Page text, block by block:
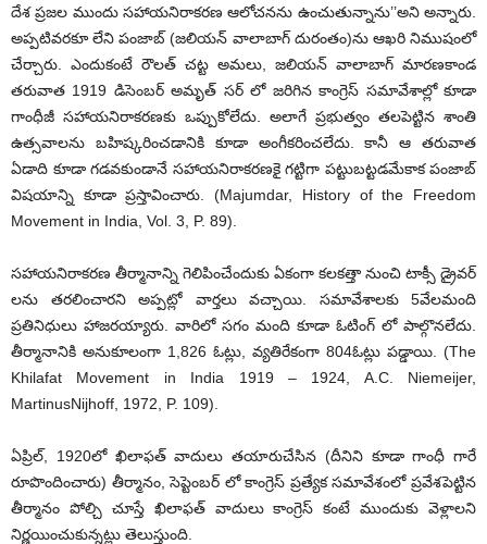
దేశ ప్రజల ముందు సహాయనిరాకరణ ఆలోచనను ఉంచుతున్నాను’’అని అన్నారు.
అప్పటివరకూ లేని పంజాబ్ (జలియన్ వాలాబాగ్ దురంతం)ను ఆఖరి నిముషంలో
చేర్చారు. ఎందుకంటే రౌలత్ చట్ట అమలు, జలియన్ వాలాబాగ్ మారణకాండ
తరువాత 1919 డిసెంబర్ అమృత్ సర్ లో జరిగిన కాంగ్రెస్ సమావేశాల్లో కూడా
గాంధీజీ సహాయనిరాకరణకు ఒప్పుకోలేదు. అలాగే ప్రభుత్వం తలపెట్టిన శాంతి
ఉత్సవాలను బహిష్కరించడానికి కూడా అంగీకరించలేదు. కానీ ఆ తరువాత
ఏడాది కూడా గడవకుండానే సహాయనిరాకరణకై గట్టిగా పట్టుబట్టడమేకాక పంజాబ్
విషయాన్ని కూడా ప్రస్తావించారు. (Majumdar, History of the Freedom
Movement in India, Vol. 3, P. 89).
సహాయనిరాకరణ తీర్మానాన్ని గెలిపించేందుకు ఏకంగా కలకత్తా నుంచి టాక్సీ డ్రైవర్
లను తరలించారని అప్పట్లో వార్తలు వచ్చాయి. సమావేశాలకు 5వేలమంది
ప్రతినిధులు హాజరయ్యారు. వారిలో సగం మంది కూడా ఓటింగ్ లో పాల్గొనలేదు.
తీర్మానానికి అనుకూలంగా 1,826 ఓట్లు, వ్యతిరేకంగా 804ఓట్లు పడ్డాయి. (The
Khilafat Movement in India 1919 – 1924, A.C. Niemeijer,
MartinusNijhoff, 1972, P. 109).
ఏప్రిల్, 1920లో ఖిలాఫత్ వాదులు తయారుచేసిన (దీనిని కూడా గాంధీ గారే
రూపొందించారు) తీర్మానం, సెప్టెంబర్ లో కాంగ్రెస్ ప్రత్యేక సమావేశంలో ప్రవేశపెట్టిన
తీర్మానం పోల్చి చూస్తే ఖిలాఫత్ వాదులు కాంగ్రెస్ కంటే ముందుకు వెళ్లాలని
నిర్ణయించుకున్నట్లు తెలుస్తుంది.